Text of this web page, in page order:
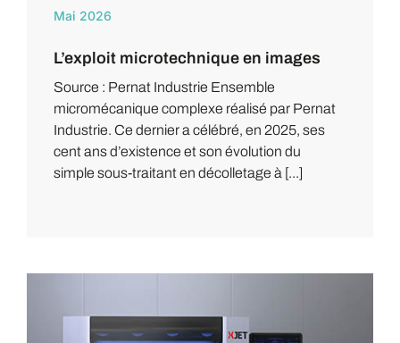
Mai 2026
L’exploit microtechnique en images
Source : Pernat Industrie Ensemble
micromécanique complexe réalisé par Pernat
Industrie. Ce dernier a célébré, en 2025, ses
cent ans d’existence et son évolution du
simple sous-traitant en décolletage à [...]